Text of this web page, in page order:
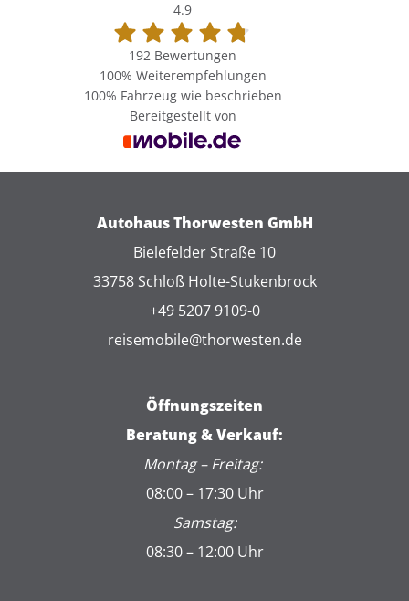
4.9
192 Bewertungen
100% Weiterempfehlungen
100% Fahrzeug wie beschrieben
Bereitgestellt von
Autohaus Thorwesten GmbH
Bielefelder Straße 10
33758 Schloß Holte-Stukenbrock
+49 5207 9109-0
reisemobile@thorwesten.de
Öffnungszeiten
Beratung & Verkauf:
Montag – Freitag:
08:00 – 17:30 Uhr
Samstag:
08:30 – 12:00 Uhr